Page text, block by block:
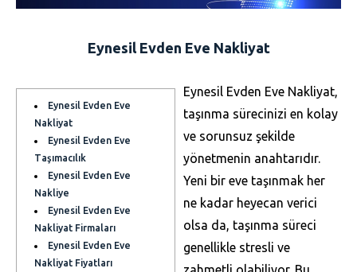
Eynesil Evden Eve Nakliyat
Eynesil Evden Eve
Nakliyat
Eynesil Evden Eve
Taşımacılık
Eynesil Evden Eve
Nakliye
Eynesil Evden Eve
Nakliyat Firmaları
Eynesil Evden Eve
Nakliyat Fiyatları
Eynesil Evden Eve Nakliyat,
taşınma sürecinizi en kolay
ve sorunsuz şekilde
yönetmenin anahtarıdır.
Yeni bir eve taşınmak her
ne kadar heyecan verici
olsa da, taşınma süreci
genellikle stresli ve